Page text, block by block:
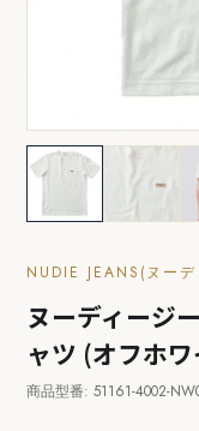
NUDIE JEANS(ヌー
ヌーディージ
ャツ (オフホワ
商品型番: 51161-4002-